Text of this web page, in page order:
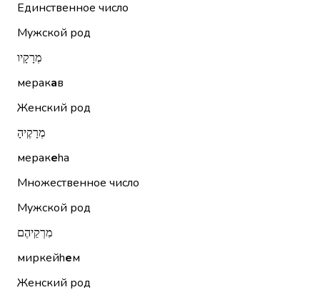
Единственное число
Мужской род
מְרָקָיו
меракав
Женский род
מְרָקֶיהָ
меракеhа
Множественное число
Мужской род
מִרְקֵיהֶם
миркейhем
Женский род